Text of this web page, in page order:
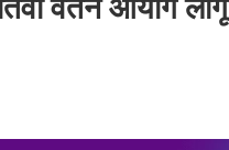
वेतन आयोग लागू